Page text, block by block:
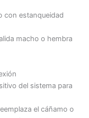
con estanqueidad
macho o hembra
del sistema para
el cáñamo o